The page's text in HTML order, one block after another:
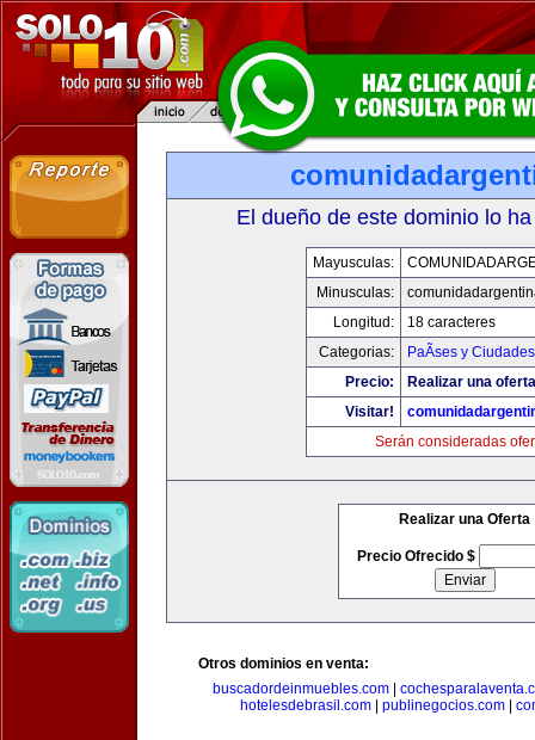
El dueño de este dominio lo
Mayusculas:
Minusculas:
Longitud:
18 caracteres
Categorias:
PaÃ­ses y Ciudades
Precio:
Realizar una
Visitar!
Serán consideradas
Realizar una Oferta
Precio Ofrecido $
Otros dominios en venta:
buscadordeinmuebles.com
hotelesdebrasil.com
publinegocios.com